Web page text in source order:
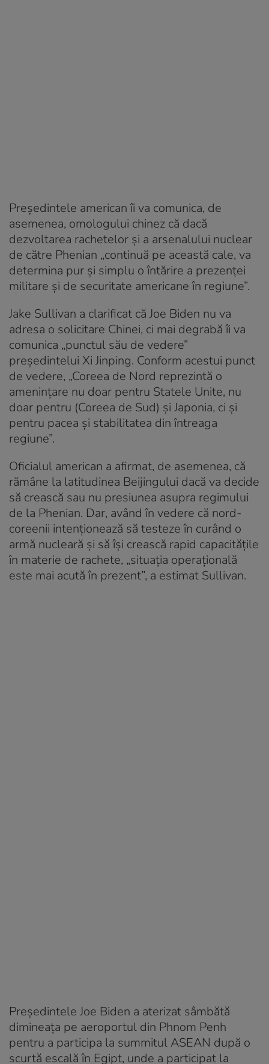
Preşedintele american îi va comunica, de
asemenea, omologului chinez că dacă
dezvoltarea rachetelor şi a arsenalului nuclear
de către Phenian „continuă pe această cale, va
determina pur şi simplu o întărire a prezenţei
militare şi de securitate americane în regiune”.
Jake Sullivan a clarificat că Joe Biden nu va
adresa o solicitare Chinei, ci mai degrabă îi va
comunica „punctul său de vedere”
preşedintelui Xi Jinping. Conform acestui punct
de vedere, „Coreea de Nord reprezintă o
ameninţare nu doar pentru Statele Unite, nu
doar pentru (Coreea de Sud) şi Japonia, ci şi
pentru pacea şi stabilitatea din întreaga
regiune”.
Oficialul american a afirmat, de asemenea, că
rămâne la latitudinea Beijingului dacă va decide
să crească sau nu presiunea asupra regimului
de la Phenian. Dar, având în vedere că nord-
coreenii intenţionează să testeze în curând o
armă nucleară şi să îşi crească rapid capacităţile
în materie de rachete, „situaţia operaţională
este mai acută în prezent”, a estimat Sullivan.
Preşedintele Joe Biden a aterizat sâmbătă
dimineaţa pe aeroportul din Phnom Penh
pentru a participa la summitul ASEAN după o
scurtă escală în Egipt, unde a participat la